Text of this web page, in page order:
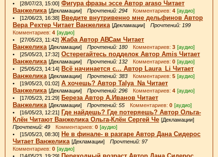
• [28/07/23, 15:00] Фигура фразы эссе Автор araso Читает
Ванжелика [Декламации] Прочтений: 294 Комментариев: 4 [аудио]
• [12/06/23, 16:38] Введите внутривенно мне дельфинов Автор
Вера Рехтер Читает Ванжелика [Декламации] Прочтений: 199
Комментариев: 4 [аудио]
• [27/05/23, 11:42] Жаба Автор АВСам Читает
Ванжелика [Декламации] Прочтений: 180 Комментариев: 3 [аудио]
• [25/05/23, 17:32] Остерегайтесь подделок Автор Amis Читает
Ванжелика [Декламации] Прочтений: 132 Комментариев: 0 [аудио]
• [25/05/23, 14:14] Всё начинается с... Автор Laura_Li Читает
Ванжелика [Декламации] Прочтений: 383 Комментариев: 5 [аудио]
• [19/05/23, 01:02] А хочешь? Автор Talya_Na Читает
Ванжелика [Декламации] Прочтений: 296 Комментариев: 4 [аудио]
• [17/05/23, 21:29] Береза Автор А.Иванов Читает
Ванжелика [Декламации] Прочтений: 55 Комментариев: 0 [аудио]
• [16/05/23, 12:21] Где найдешь? Где потеряешь? Автор Ольга-
Клён Читают Ванжелика Ольга-Клён Сергей Че [Декламации]
Прочтений: 49 Комментариев: 0 [аудио]
• [15/05/23, 08:30] Не в финале- в разгаре Автор Дана Сидерос
Читает Ванжелика [Декламации] Прочтений: 97
Комментариев: 0 [аудио]